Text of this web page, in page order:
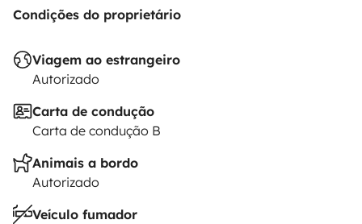
responsabilidade civil, colisão e contra todos os riscos.
O seguro da Roadsurfer aplica-se a título secundário,
em complemento ao seguro pessoal do locatário.
Condições do proprietário
Viagem ao estrangeiro
Autorizado
Carta de condução
Carta de condução B
Animais a bordo
Autorizado
Veículo fumador